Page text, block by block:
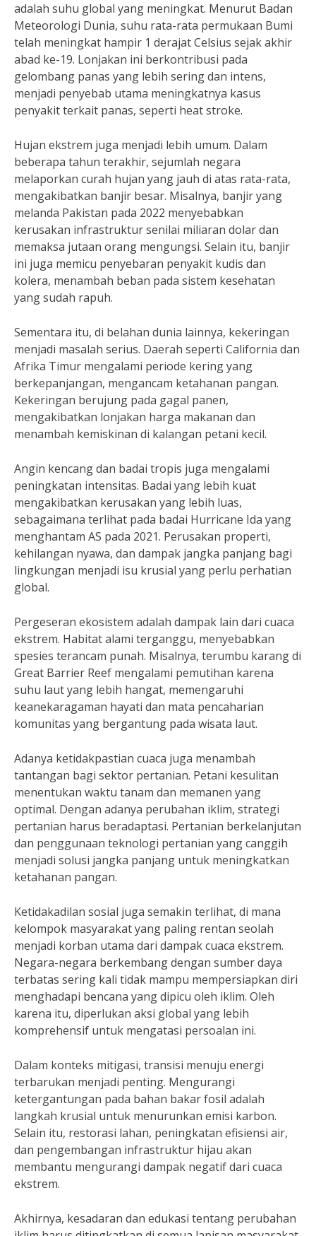
adalah suhu global yang meningkat. Menurut Badan
Meteorologi Dunia, suhu rata-rata permukaan Bumi
telah meningkat hampir 1 derajat Celsius sejak akhir
abad ke-19. Lonjakan ini berkontribusi pada
gelombang panas yang lebih sering dan intens,
menjadi penyebab utama meningkatnya kasus
penyakit terkait panas, seperti heat stroke.
Hujan ekstrem juga menjadi lebih umum. Dalam
beberapa tahun terakhir, sejumlah negara
melaporkan curah hujan yang jauh di atas rata-rata,
mengakibatkan banjir besar. Misalnya, banjir yang
melanda Pakistan pada 2022 menyebabkan
kerusakan infrastruktur senilai miliaran dolar dan
memaksa jutaan orang mengungsi. Selain itu, banjir
ini juga memicu penyebaran penyakit kudis dan
kolera, menambah beban pada sistem kesehatan
yang sudah rapuh.
Sementara itu, di belahan dunia lainnya, kekeringan
menjadi masalah serius. Daerah seperti California dan
Afrika Timur mengalami periode kering yang
berkepanjangan, mengancam ketahanan pangan.
Kekeringan berujung pada gagal panen,
mengakibatkan lonjakan harga makanan dan
menambah kemiskinan di kalangan petani kecil.
Angin kencang dan badai tropis juga mengalami
peningkatan intensitas. Badai yang lebih kuat
mengakibatkan kerusakan yang lebih luas,
sebagaimana terlihat pada badai Hurricane Ida yang
menghantam AS pada 2021. Perusakan properti,
kehilangan nyawa, dan dampak jangka panjang bagi
lingkungan menjadi isu krusial yang perlu perhatian
global.
Pergeseran ekosistem adalah dampak lain dari cuaca
ekstrem. Habitat alami terganggu, menyebabkan
spesies terancam punah. Misalnya, terumbu karang di
Great Barrier Reef mengalami pemutihan karena
suhu laut yang lebih hangat, memengaruhi
keanekaragaman hayati dan mata pencaharian
komunitas yang bergantung pada wisata laut.
Adanya ketidakpastian cuaca juga menambah
tantangan bagi sektor pertanian. Petani kesulitan
menentukan waktu tanam dan memanen yang
optimal. Dengan adanya perubahan iklim, strategi
pertanian harus beradaptasi. Pertanian berkelanjutan
dan penggunaan teknologi pertanian yang canggih
menjadi solusi jangka panjang untuk meningkatkan
ketahanan pangan.
Ketidakadilan sosial juga semakin terlihat, di mana
kelompok masyarakat yang paling rentan seolah
menjadi korban utama dari dampak cuaca ekstrem.
Negara-negara berkembang dengan sumber daya
terbatas sering kali tidak mampu mempersiapkan diri
menghadapi bencana yang dipicu oleh iklim. Oleh
karena itu, diperlukan aksi global yang lebih
komprehensif untuk mengatasi persoalan ini.
Dalam konteks mitigasi, transisi menuju energi
terbarukan menjadi penting. Mengurangi
ketergantungan pada bahan bakar fosil adalah
langkah krusial untuk menurunkan emisi karbon.
Selain itu, restorasi lahan, peningkatan efisiensi air,
dan pengembangan infrastruktur hijau akan
membantu mengurangi dampak negatif dari cuaca
ekstrem.
Akhirnya, kesadaran dan edukasi tentang perubahan